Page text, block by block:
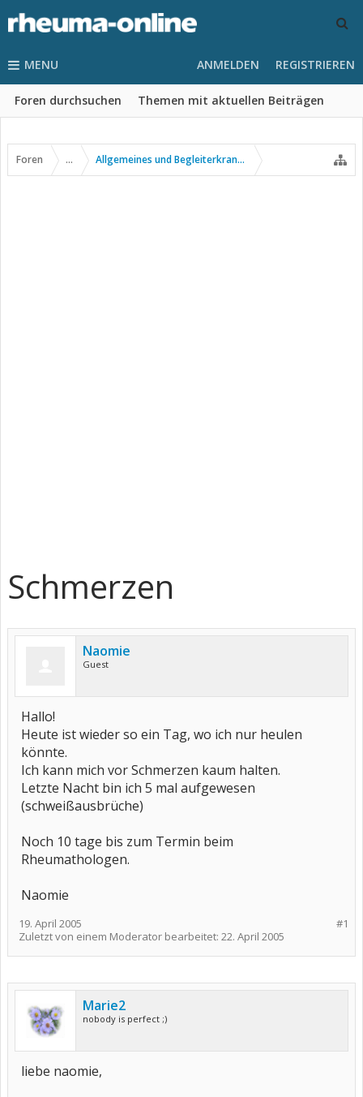
MENU
Foren durchsuchen Themen mit aktuellen Beiträgen
ANMELDEN REGISTRIEREN
Foren ... Allgemeines und Begleiterkrankungen
Schmerzen
Naomie
Guest
Hallo!
Heute ist wieder so ein Tag, wo ich nur heulen
könnte.
Ich kann mich vor Schmerzen kaum halten.
Letzte Nacht bin ich 5 mal aufgewesen
(schweißausbrüche)
Noch 10 tage bis zum Termin beim
Rheumathologen.
Naomie
#1
19. April 2005
Zuletzt von einem Moderator bearbeitet: 22. April 2005
Marie2
nobody is perfect ;)
liebe naomie,